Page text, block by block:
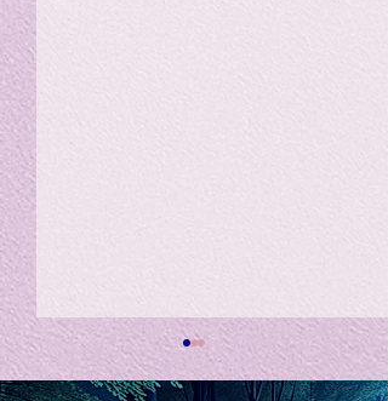
私の能力を、大幅に加速